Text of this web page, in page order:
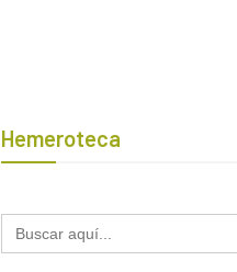
Hemeroteca
Buscar: